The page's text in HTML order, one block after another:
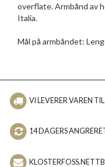
overflate. Armbånd av
Italia.
Mål på armbåndet:
VI LEVERER VAREN
14 DAGERS